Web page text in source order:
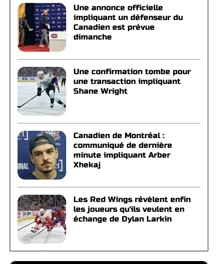
Une annonce officielle
impliquant un défenseur du
Canadien est prévue
dimanche
Une confirmation tombe pour
une transaction impliquant
Shane Wright
Canadien de Montréal :
communiqué de dernière
minute impliquant Arber
Xhekaj
Les Red Wings révèlent enfin
les joueurs qu'ils veulent en
échange de Dylan Larkin